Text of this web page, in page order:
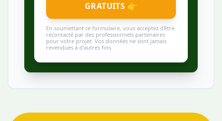
GRATUITS 👉
En soumettant ce formulaire, vous acceptez d'être
recontacté par des professionnels partenaires
pour votre projet. Vos données ne sont jamais
revendues à d'autres fins.